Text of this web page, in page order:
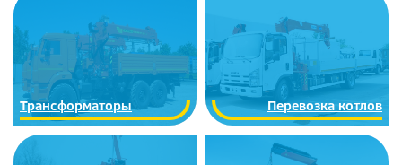
Трансформаторы Перевозка котлов